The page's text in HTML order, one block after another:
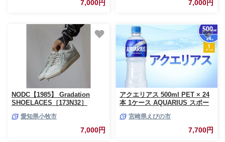
7,000円 7,000円
NODC【1985】 Gradation
SHOELACES［173N32］
愛知県小牧市
7,000円
アクエリアス 500ml PET × 24
本 1ケース AQUARIUS スポー
トボトル 熱中症対策 水分補給
コカ・コーラ Coca-Cola 運動
宮崎県えびの市
7,700円